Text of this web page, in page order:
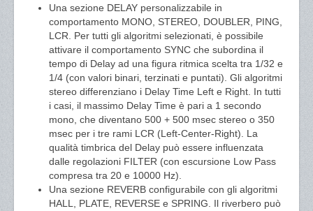
Una sezione DELAY personalizzabile in
comportamento MONO, STEREO, DOUBLER, PING,
LCR. Per tutti gli algoritmi selezionati, è possibile
attivare il comportamento SYNC che subordina il
tempo di Delay ad una figura ritmica scelta tra 1/32 e
1/4 (con valori binari, terzinati e puntati). Gli algoritmi
stereo differenziano i Delay Time Left e Right. In tutti
i casi, il massimo Delay Time è pari a 1 secondo
mono, che diventano 500 + 500 msec stereo o 350
msec per i tre rami LCR (Left-Center-Right). La
qualità timbrica del Delay può essere influenzata
dalle regolazioni FILTER (con escursione Low Pass
compresa tra 20 e 10000 Hz).
Una sezione REVERB configurabile con gli algoritmi
HALL, PLATE, REVERSE e SPRING. Il riverbero può